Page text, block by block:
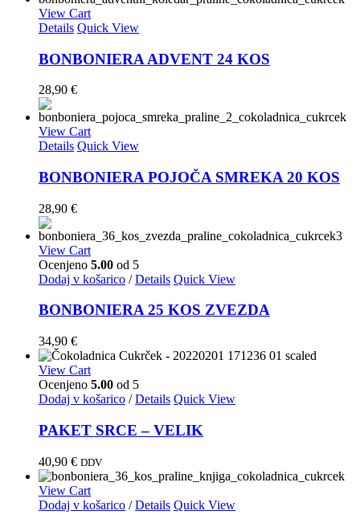
View Cart
Details Quick View
BONBONIERA ADVENT 24 KOS
28,90 €
View Cart
Details Quick View
BONBONIERA POJOČA SMREKA 20 KOS
28,90 €
View Cart
Ocenjeno 5.00 od 5
Dodaj v košarico / Details Quick View
BONBONIERA 25 KOS ZVEZDA
34,90 €
View Cart
Ocenjeno 5.00 od 5
Dodaj v košarico / Details Quick View
PAKET SRCE – VELIK
40,90 € DDV
View Cart
Dodaj v košarico / Details Quick View